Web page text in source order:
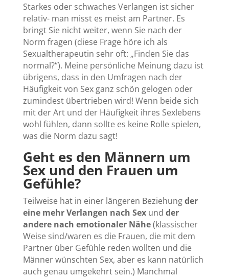
Starkes oder schwaches Verlangen ist sicher
relativ- man misst es meist am Partner. Es
bringt Sie nicht weiter, wenn Sie nach der
Norm fragen (diese Frage höre ich als
Sexualtherapeutin sehr oft: „Finden Sie das
normal?“). Meine persönliche Meinung dazu ist
übrigens, dass in den Umfragen nach der
Häufigkeit von Sex ganz schön gelogen oder
zumindest übertrieben wird! Wenn beide sich
mit der Art und der Häufigkeit ihres Sexlebens
wohl fühlen, dann sollte es keine Rolle spielen,
was die Norm dazu sagt!
Geht es den Männern um
Sex und den Frauen um
Gefühle?
Teilweise hat in einer längeren Beziehungder
eine mehr Verlangen nach Sexund der
andere nach emotionaler Nähe(klassischer
Weise sind/waren es die Frauen, die mit dem
Partner über Gefühle reden wollten und die
Männer wünschten Sex, aber es kann natürlich
auch genau umgekehrt sein.) Manchmal